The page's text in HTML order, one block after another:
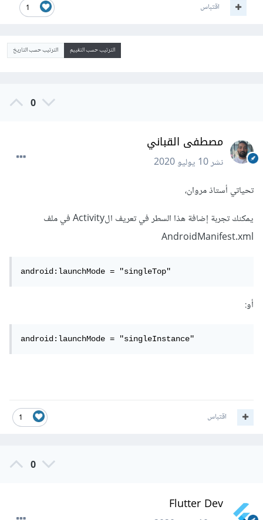
1 اقتباس
الترتيب حسب التقييم الترتيب حسب التاريخ
0
مصطفى القباني
نشر10 يوليو 2020
تحياتي أستاذ مروان،
يمكنك تجربة إضافة هذا السطر في تعريف الActivity في ملف
AndroidManifest.xml
android:launchMode = "singleTop"
أو:
android:launchMode = "singleInstance"
1 اقتباس
0
Flutter Dev